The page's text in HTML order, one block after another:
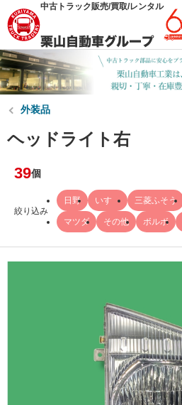
中古トラック販売/買取/レンタル
外装品
ヘッドライト右
39個
絞り込み
日野 いすゞ 三菱ふそう
マツダ その他 ボルボ